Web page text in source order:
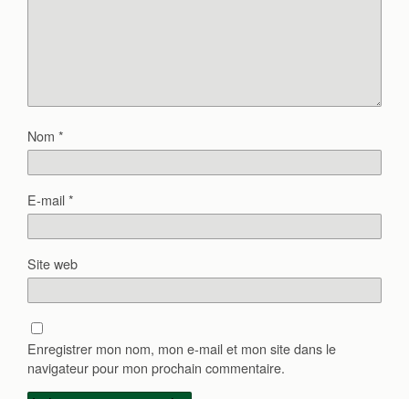
Nom *
E-mail*
Site web
Enregistrer mon nom, mon e-mail et mon site dans le
navigateur pour mon prochain commentaire.